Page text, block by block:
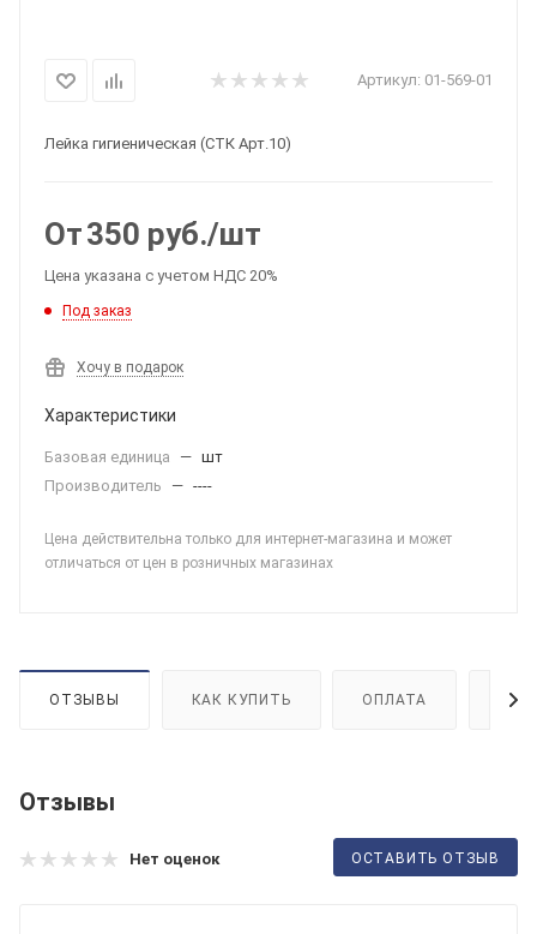
Артикул: 01-569-01
Лейка гигиеническая (СТК Арт.10)
От350 руб./шт
Цена указана с учетом НДС 20%
Под заказ
Хочу в подарок
Характеристики
Базовая единица — шт
Производитель
— ----
Цена действительна только для интернет-магазина и может
отличаться от цен в розничных магазинах
ОТЗЫВЫ КАК КУПИТЬ ОПЛАТА
Отзывы
Нет оценок ОСТАВИТЬ ОТЗЫВ